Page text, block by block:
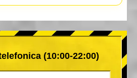
(10:00-22:00)